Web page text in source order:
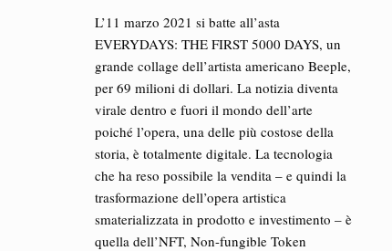
L’11 marzo 2021 si batte all’asta
EVERYDAYS: THE FIRST 5000 DAYS, un
grande collage dell’artista americano Beeple,
per 69 milioni di dollari. La notizia diventa
virale dentro e fuori il mondo dell’arte
poiché l’opera, una delle più costose della
storia, è totalmente digitale. La tecnologia
che ha reso possibile la vendita – e quindi la
trasformazione dell’opera artistica
smaterializzata in prodotto e investimento – è
quella dell’NFT, Non-fungible Token